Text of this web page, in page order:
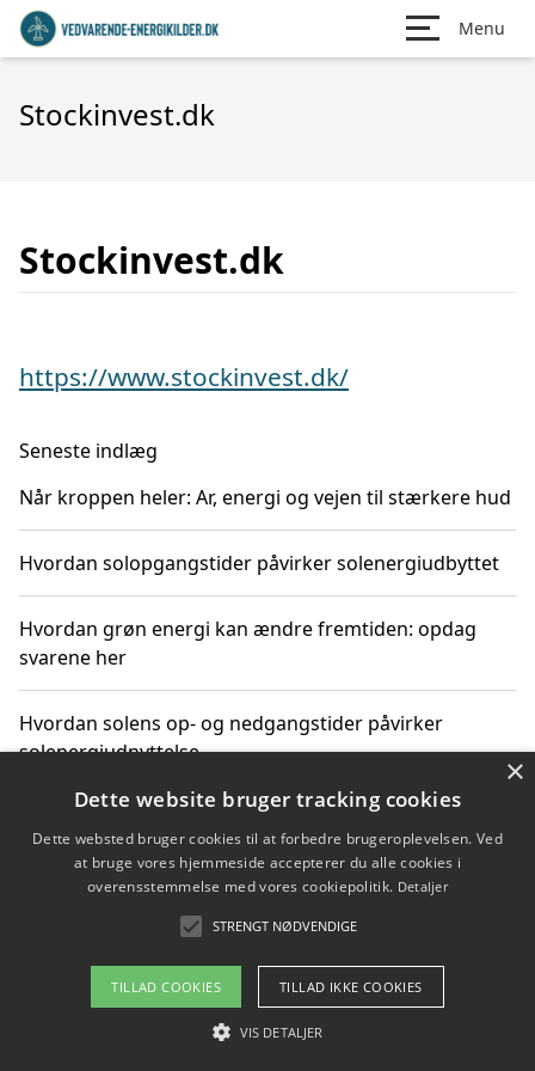
Menu
Stockinvest.dk
Stockinvest.dk
https://www.stockinvest.dk/
Seneste indlæg
Når kroppen heler: Ar, energi og vejen til stærkere hud
Hvordan solopgangstider påvirker solenergiudbyttet
Hvordan grøn energi kan ændre fremtiden: opdag
svarene her
Hvordan solens op- og nedgangstider påvirker
solenergiudnyttelse
Hvordan du får svar på energispørgsmål om
vedvarende energikilder
Om / kontakt
Blog Betingelser
×
Dette website bruger tracking cookies
Dette websted bruger cookies til at forbedre brugeroplevelsen. Ved
at bruge vores hjemmeside accepterer du alle cookies i
overensstemmelse med vores cookiepolitik. Detaljer
STRENGT NØDVENDIGE
TILLAD COOKIES TILLAD IKKE COOKIES
VIS DETALJER